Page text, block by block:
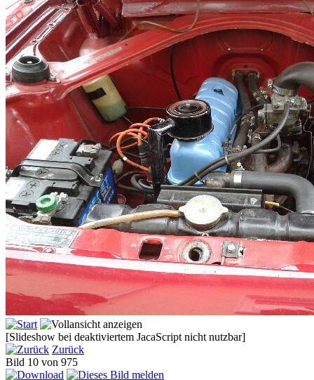
[Slideshow bei deaktiviertem JacaScript nicht nutzbar]
Zurück
Bild 10 von 975